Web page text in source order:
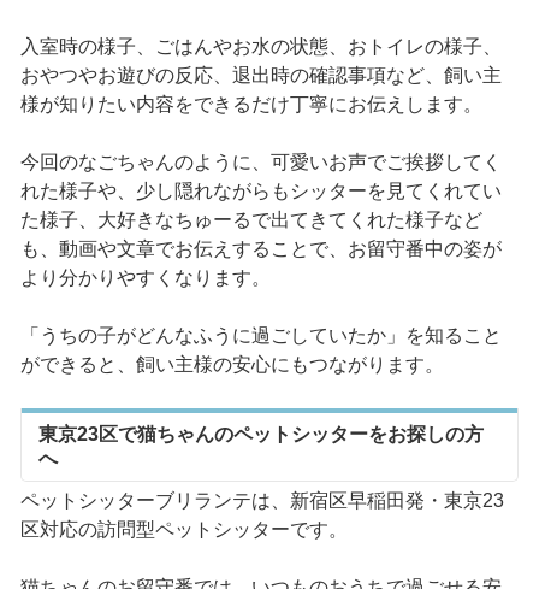
入室時の様子、ごはんやお水の状態、おトイレの様子、
おやつやお遊びの反応、退出時の確認事項など、飼い主
様が知りたい内容をできるだけ丁寧にお伝えします。
今回のなごちゃんのように、可愛いお声でご挨拶してく
れた様子や、少し隠れながらもシッターを見てくれてい
た様子、大好きなちゅーるで出てきてくれた様子など
も、動画や文章でお伝えすることで、お留守番中の姿が
より分かりやすくなります。
「うちの子がどんなふうに過ごしていたか」を知ること
ができると、飼い主様の安心にもつながります。
東京23区で猫ちゃんのペットシッターをお探しの方
へ
ペットシッターブリランテは、新宿区早稲田発・東京23
区対応の訪問型ペットシッターです。